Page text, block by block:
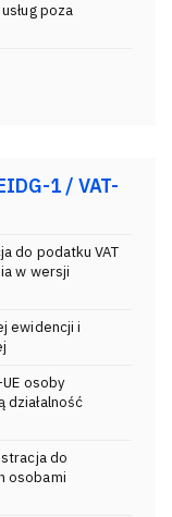
poza
1 / VAT-
do podatku VAT
w wersji
ewidencji i
osoby
do
osobami